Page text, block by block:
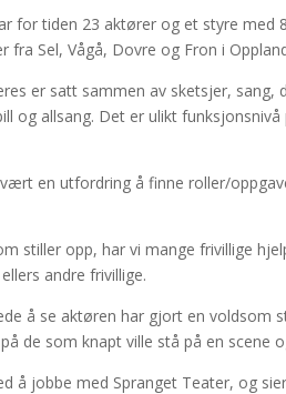
for tiden 23 aktører og et styre med
fra Sel, Vågå, Dovre og Fron i
er satt sammen av sketsjer, sang,
og allsang. Det er ulikt
en utfordring å finne roller/
stiller opp, har vi mange frivillige
andre frivillige.
å se aktøren har gjort en voldsom
de som knapt ville stå på en scene
å jobbe med Spranget Teater, og